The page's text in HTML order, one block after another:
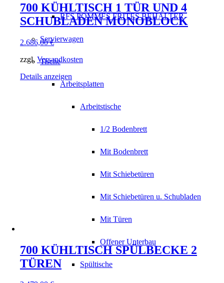
RFS POMMES FRITES BEHÄLTER
Servierwagen
Tische
Arbeitsplatten
Arbeitstische
1/2 Bodenbrett
Mit Bodenbrett
Mit Schiebetüren
Mit Schiebetüren u. Schubladen
Mit Türen
Offener Unterbau
Spültische
700 KÜHLTISCH 1 TÜR UND 4
SCHUBLADEN MONOBLOCK
2.686,00€
zzgl. Versandkosten
Details anzeigen
700 KÜHLTISCH SPÜLBECKE 2
TÜREN